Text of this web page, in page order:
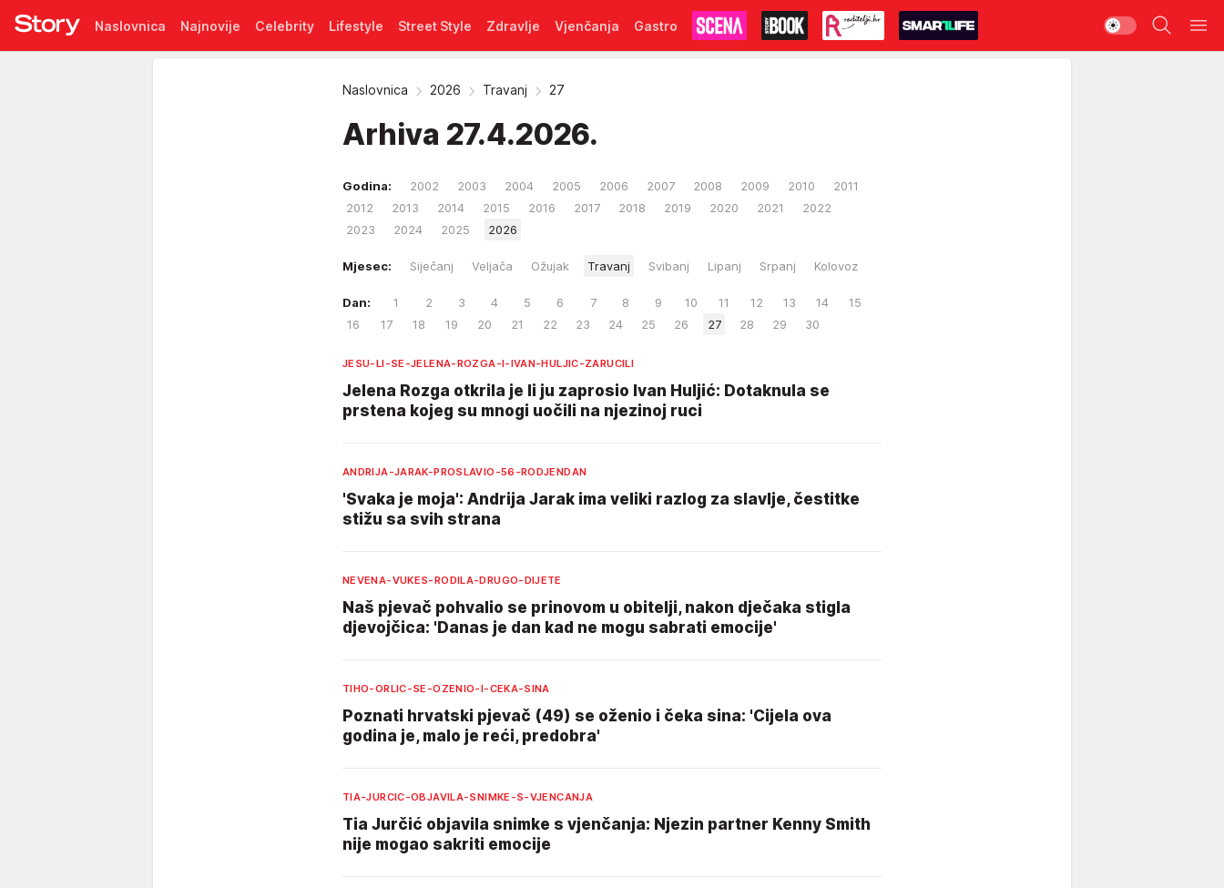
Naslovnica Najnovije Celebrity Lifestyle Street Style Zdravlje Vjenčanja Gastro
Naslovnica
2026 Travanj 27
Arhiva 27.4.2026.
Godina: 2002 2003 2004 2005 2006 2007 2008 2009 2010
2011
2012
2013 2014 2015 2016 2017 2018 2019 2020 2021
2022
2023
2024 2025 2026
Mjesec: Siječanj Veljača Ožujak Travanj Svibanj Lipanj Srpanj Kolovoz
Dan: 1 2 3 4 5 6 7 8 9 10 11 12 13 14
15
16
17 18 19 20 21 22 23 24 25 26 27 28 29 30
JESU-LI-SE-JELENA-ROZGA-I-IVAN-HULJIC-ZARUCILI
Jelena Rozga otkrila je li ju zaprosio Ivan Huljić: Dotaknula se
prstena kojeg su mnogi uočili na njezinoj ruci
ANDRIJA-JARAK-PROSLAVIO-56-RODJENDAN
'Svaka je moja': Andrija Jarak ima veliki razlog za slavlje, čestitke
stižu sa svih strana
NEVENA-VUKES-RODILA-DRUGO-DIJETE
Naš pjevač pohvalio se prinovom u obitelji, nakon dječaka stigla
djevojčica: 'Danas je dan kad ne mogu sabrati emocije'
TIHO-ORLIC-SE-OZENIO-I-CEKA-SINA
Poznati hrvatski pjevač (49) se oženio i čeka sina: 'Cijela ova
godina je, malo je reći, predobra'
TIA-JURCIC-OBJAVILA-SNIMKE-S-VJENCANJA
Tia Jurčić objavila snimke s vjenčanja: Njezin partner Kenny Smith
nije mogao sakriti emocije